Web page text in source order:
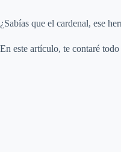
¿Sabías que el cardenal, ese
En este artículo, te contaré